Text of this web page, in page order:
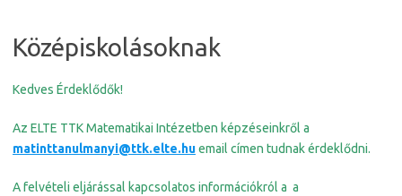
Középiskolásoknak
Kedves Érdeklődők!
Az ELTE TTK Matematikai Intézetben képzéseinkről a
matinttanulmanyi@ttk.elte.huemail címen tudnak érdeklődni.
A felvételi eljárással kapcsolatos információkról a a